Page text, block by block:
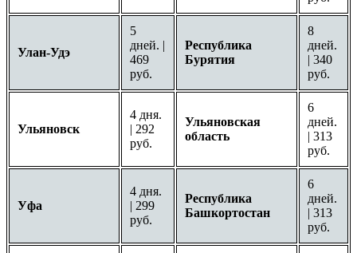
Улан-Удэ
5
дней. |
469
руб.
Республика
Бурятия
8
дней.
| 340
руб.
Ульяновск
4 дня.
| 292
руб.
Ульяновская
область
6
дней.
| 313
руб.
Уфа
4 дня.
| 299
руб.
Республика
Башкортостан
6
дней.
| 313
руб.